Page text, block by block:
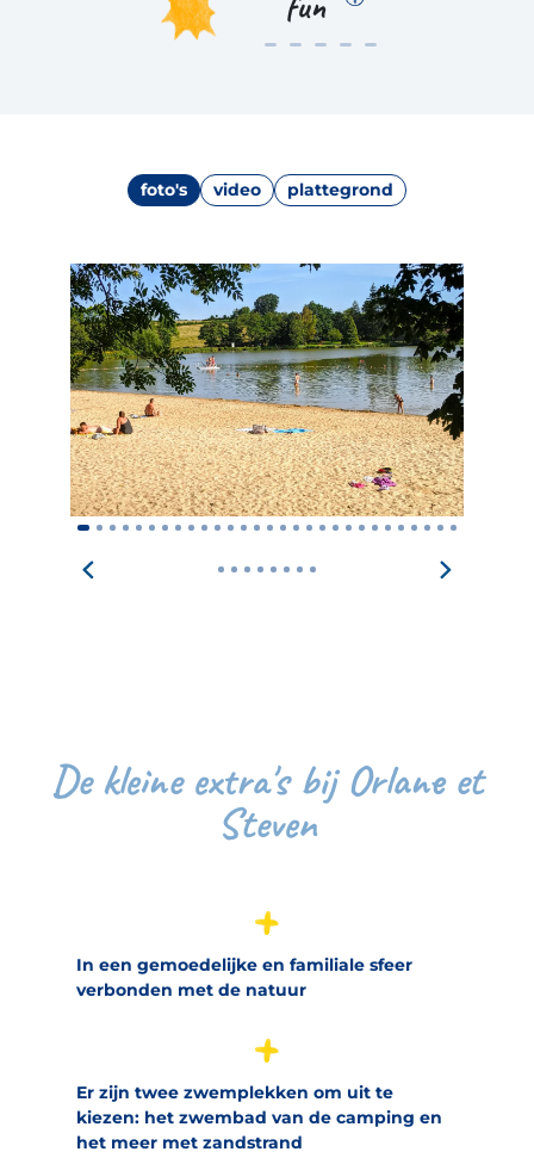
foto's video plattegrond
De kleine extra's bij Orlane et
Steven
In een gemoedelijke en familiale sfeer
verbonden met de natuur
Er zijn twee zwemplekken om uit te
kiezen: het zwembad van de camping en
het meer met zandstrand